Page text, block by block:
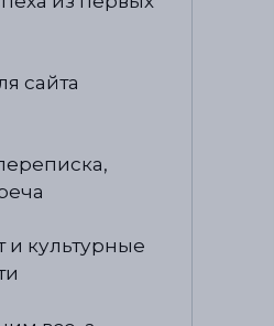
сайта
и культурные